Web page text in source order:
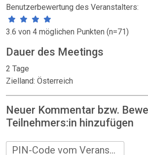
Benutzerbewertung des Veranstalters:
3.6 von 4 möglichen Punkten (n=71)
Dauer des Meetings
2 Tage
Zielland: Österreich
Neuer Kommentar bzw.
Teilnehmers:in hinzufügen
PIN-Code vom Veranstalter